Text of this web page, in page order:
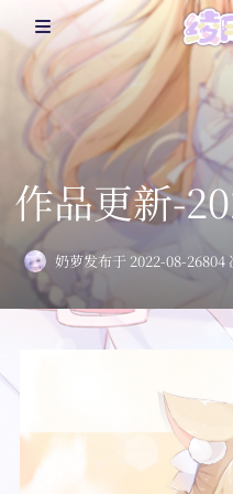
@乃萝
乃言乃语
看点涩图
杂七杂八
二次创作
延伸资源
更多？
时间轴
作品更新-
奶萝发布于 2022-08-26804